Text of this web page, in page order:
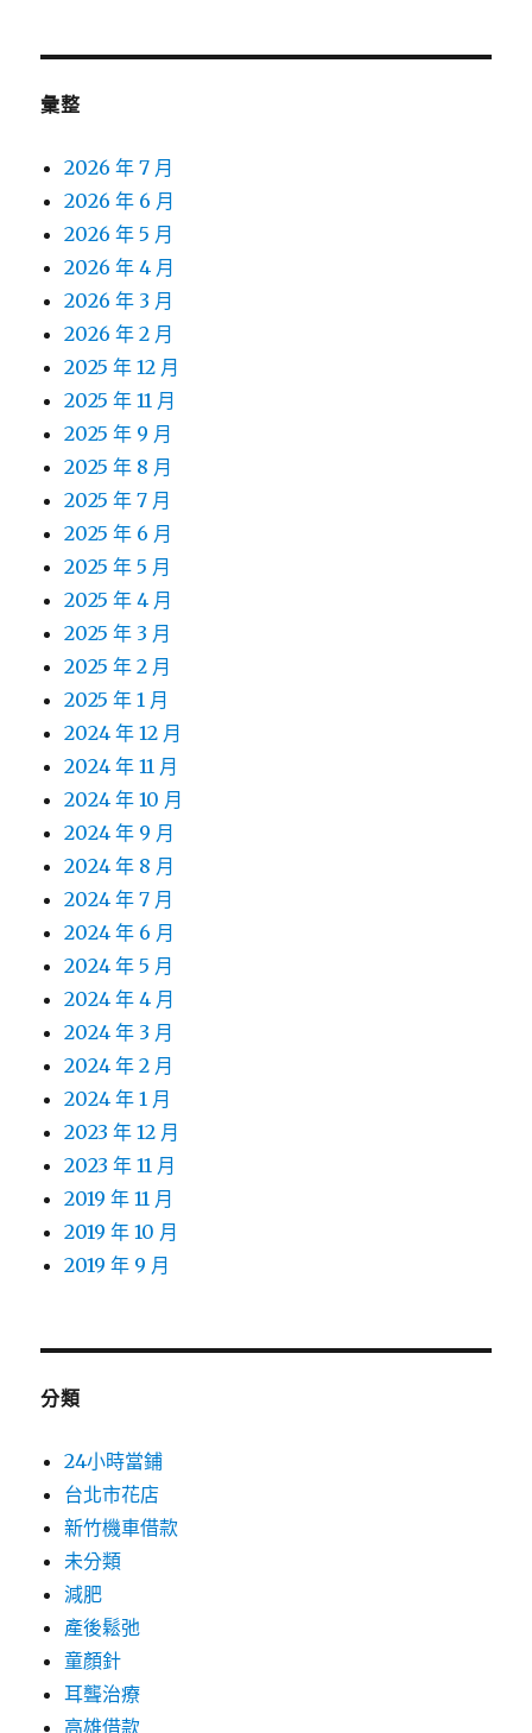
彙整
2026 年 7 月
2026 年 6 月
2026 年 5 月
2026 年 4 月
2026 年 3 月
2026 年 2 月
2025 年 12 月
2025 年 11 月
2025 年 9 月
2025 年 8 月
2025 年 7 月
2025 年 6 月
2025 年 5 月
2025 年 4 月
2025 年 3 月
2025 年 2 月
2025 年 1 月
2024 年 12 月
2024 年 11 月
2024 年 10 月
2024 年 9 月
2024 年 8 月
2024 年 7 月
2024 年 6 月
2024 年 5 月
2024 年 4 月
2024 年 3 月
2024 年 2 月
2024 年 1 月
2023 年 12 月
2023 年 11 月
2019 年 11 月
2019 年 10 月
2019 年 9 月
分類
24小時當鋪
台北市花店
新竹機車借款
未分類
減肥
產後鬆弛
童顏針
耳聾治療
高雄借款